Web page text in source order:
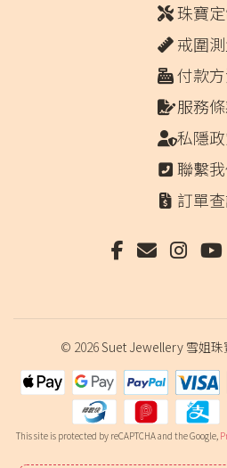
珠寶
戒圍
付款
服務
私隱
聯繫
訂單
© 2026Suet Jewellery 雪姐珠
This site is protected by reCAPTCHA and the Google,